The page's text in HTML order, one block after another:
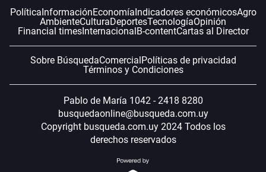
PolíticaInformaciónEconomíaIndicadores económicosAgro
AmbienteCulturaDeportesTecnologíaOpinión
Financial timesInternacionalB-contentCartas al Director
Sobre BúsquedaComercialPolíticas de privacidad
Términos y Condiciones
Pablo de María 1042 - 2418 8280
busquedaonline@busqueda.com.uy
Copyright busqueda.com.uy 2024 Todos los
derechos reservados